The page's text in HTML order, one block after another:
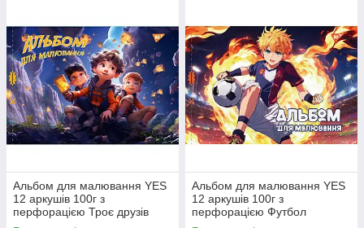
Альбом для малювання YES
12 аркушів 100г з
перфорацією Троє друзів
(130559)
Альбом для малювання YES
12 аркушів 100г з
перфорацією Футбол
(130559)